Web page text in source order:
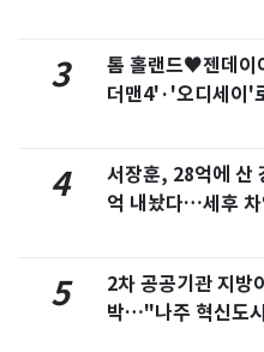
3
톰 홀랜드♥젠데이
더맨4'·'오디세이'
4
서장훈, 28억에 산
억 내놨다…세후
5
2차 공공기관 지방
박…"나주 혁신도